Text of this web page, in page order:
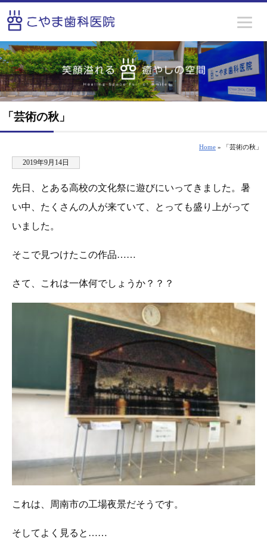
「芸術の秋」
Home » 「芸術の秋」
2019年9月14日
先日、とある高校の文化祭に遊びにいってきました。暑
い中、たくさんの人が来ていて、とっても盛り上がって
いました。
そこで見つけたこの作品……
さて、これは一体何でしょうか？？？
これは、周南市の工場夜景だそうです。
そしてよく見ると……